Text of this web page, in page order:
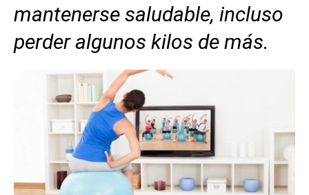
mantenerse saludable, incluso
perder algunos kilos de más.